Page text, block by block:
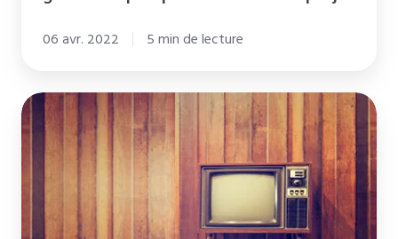
06 avr. 2022 5 min de lecture
Comment
l'explosion
streaming